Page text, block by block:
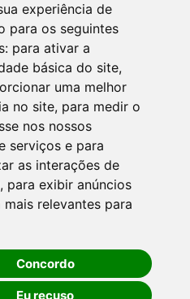
experiência de
para os seguintes
para ativar a
básica do site,
uma melhor
no site, para medir o
nos nossos
serviços e para
as interações de
, para exibir anúncios
mais relevantes para
Concordo
Eu recuso